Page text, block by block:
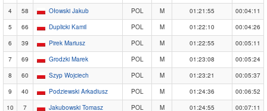
4
58 Ołowski Jakub POL M 01:21:55
00:04:11
5
66 Duplicki Kamil POL M 01:22:10
00:04:26
6
39 Pirek Mariusz POL M 01:22:55
00:05:11
7
69 Grodzki Marek POL M 01:23:08
00:05:24
8
60 Szyp Wojciech POL M 01:23:21
00:05:37
9
40 Podziewski Arkadiusz POL M 01:24:36
00:06:52
10
7 Jakubowski Tomasz POL M 01:24:55
00:07:11